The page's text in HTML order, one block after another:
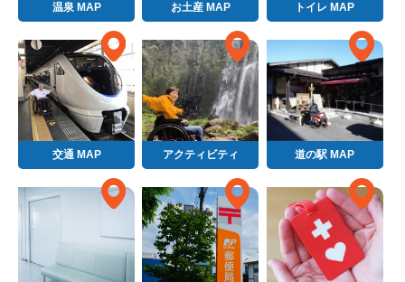
温泉 MAP お土産 MAP トイレ MAP
交通 MAP アクティビティ 道の駅 MAP